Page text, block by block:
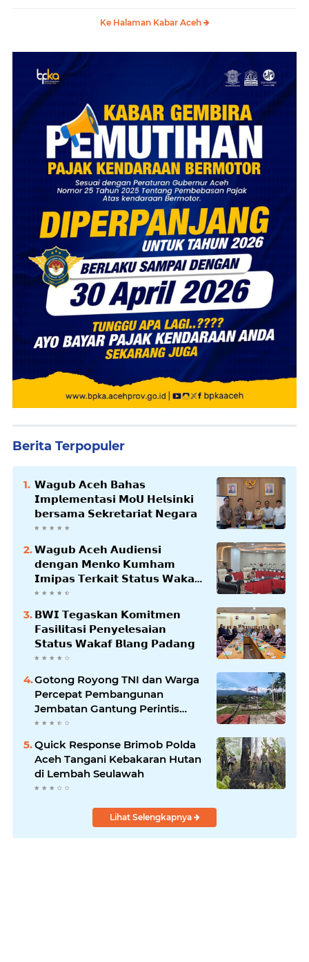
Ke Halaman Kabar Aceh
Berita Terpopuler
𝗪𝗮𝗴𝘂𝗯 𝗔𝗰𝗲𝗵 𝗕𝗮𝗵𝗮𝘀
𝗜𝗺𝗽𝗹𝗲𝗺𝗲𝗻𝘁𝗮𝘀𝗶 𝗠𝗼𝗨 𝗛𝗲𝗹𝘀𝗶𝗻𝗸𝗶
𝗯𝗲𝗿𝘀𝗮𝗺𝗮 𝗦𝗲𝗸𝗿𝗲𝘁𝗮𝗿𝗶𝗮𝘁 𝗡𝗲𝗴𝗮𝗿𝗮
𝗪𝗮𝗴𝘂𝗯 𝗔𝗰𝗲𝗵 𝗔𝘂𝗱𝗶𝗲𝗻𝘀𝗶
𝗱𝗲𝗻𝗴𝗮𝗻 𝗠𝗲𝗻𝗸𝗼 𝗞𝘂𝗺𝗵𝗮𝗺
𝗜𝗺𝗶𝗽𝗮𝘀 𝗧𝗲𝗿𝗸𝗮𝗶𝘁 𝗦𝘁𝗮𝘁𝘂𝘀 𝗪𝗮𝗸𝗮𝗳
𝗕𝗹𝗮𝗻𝗴𝗽𝗮𝗱𝗮𝗻𝗴
𝗕𝗪𝗜 𝗧𝗲𝗴𝗮𝘀𝗸𝗮𝗻 𝗞𝗼𝗺𝗶𝘁𝗺𝗲𝗻
𝗙𝗮𝘀𝗶𝗹𝗶𝘁𝗮𝘀𝗶 𝗣𝗲𝗻𝘆𝗲𝗹𝗲𝘀𝗮𝗶𝗮𝗻
𝗦𝘁𝗮𝘁𝘂𝘀 𝗪𝗮𝗸𝗮𝗳 𝗕𝗹𝗮𝗻𝗴 𝗣𝗮𝗱𝗮𝗻𝗴
Gotong Royong TNI dan Warga
Percepat Pembangunan
Jembatan Gantung Perintis
Kuta Ujung Aceh Tenggara
Quick Response Brimob Polda
Aceh Tangani Kebakaran Hutan
di Lembah Seulawah
Lihat Selengkapnya